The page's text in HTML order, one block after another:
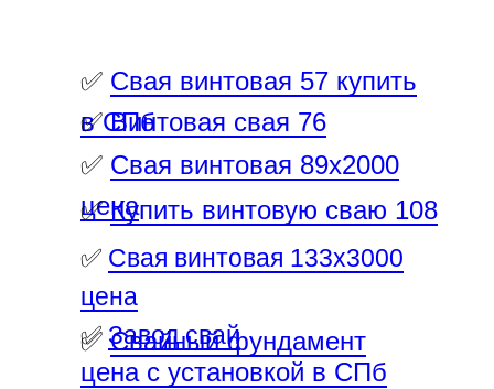
✅ Свая винтовая 57 купить
в СПб
✅Винтовая свая 76
✅ Свая винтовая 89х2000
цена
✅Купить винтовую сваю 108
✅Свайный фундамент
цена с установкой в СПб
✅ Свая винтовая 133х3000
цена
✅ Завод свай